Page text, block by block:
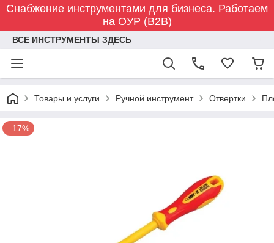
Снабжение инструментами для бизнеса. Работаем
на ОУР (B2B)
ВСЕ ИНСТРУМЕНТЫ ЗДЕСЬ
Товары и услуги Ручной инструмент Отвертки
–17%